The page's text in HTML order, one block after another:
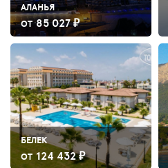
АЛАНЬЯ
ОТ 85 027 ₽
БЕЛЕК
ОТ 124 432 ₽